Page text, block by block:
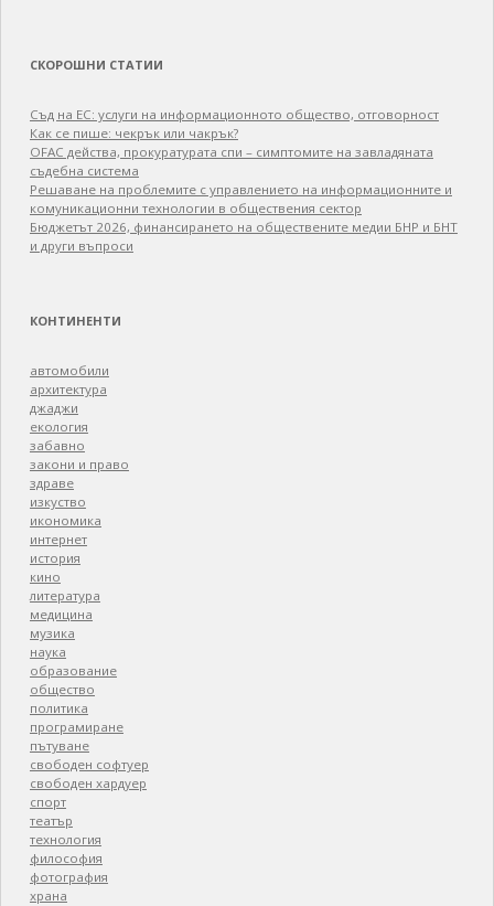
СКОРОШНИ СТАТИИ
Съд на ЕС: услуги на информационното общество, отговорност
Как се пише: чекрък или чакрък?
OFAC действа, прокуратурата спи – симптомите на завладяната
съдебна система
Решаване на проблемите с управлението на информационните и
комуникационни технологии в обществения сектор
Бюджетът 2026, финансирането на обществените медии БНР и БНТ
и други въпроси
КОНТИНЕНТИ
автомобили
архитектура
джаджи
екология
забавно
закони и право
здраве
изкуство
икономика
интернет
история
кино
литература
медицина
музика
наука
образование
общество
политика
програмиране
пътуване
свободен софтуер
свободен хардуер
спорт
театър
технология
философия
фотография
храна